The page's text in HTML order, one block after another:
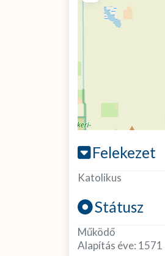
Felekezet
Katolikus
Státusz
Működő
Alapítás éve: 1571